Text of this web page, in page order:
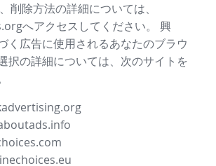
削除方法の詳細については、
へアクセスしてください。 興
く広告に使用されるあなたのブラウ
択の詳細については、次のサイトを